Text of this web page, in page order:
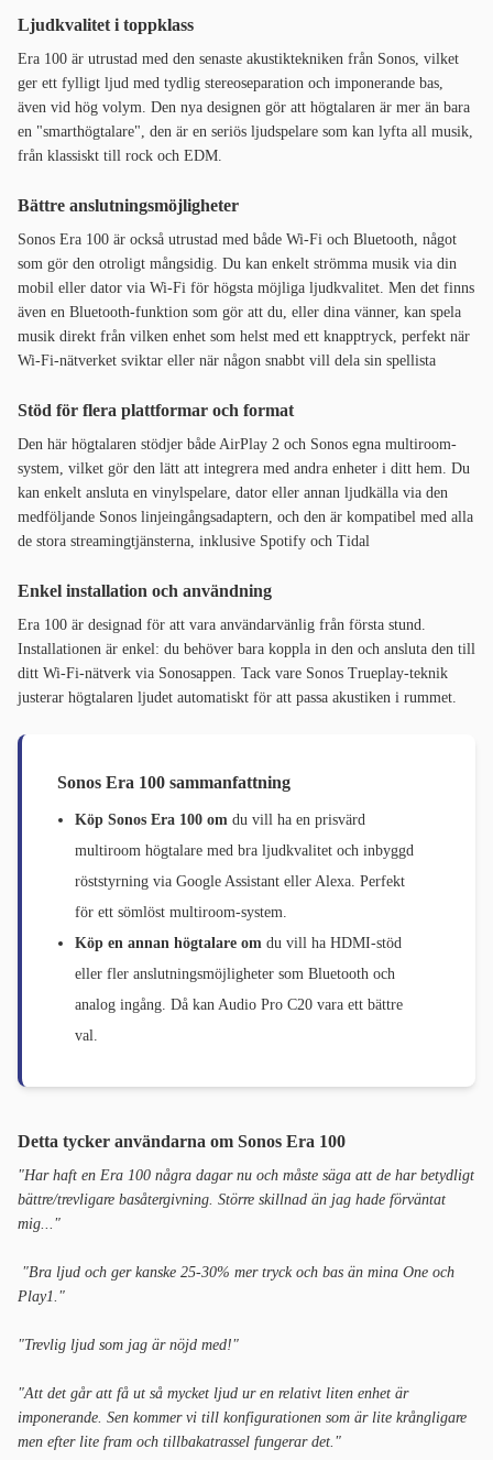
Ljudkvalitet i toppklass
Era 100 är utrustad med den senaste akustiktekniken från Sonos, vilket
ger ett fylligt ljud med tydlig stereoseparation och imponerande bas,
även vid hög volym. Den nya designen gör att högtalaren är mer än bara
en "smarthögtalare", den är en seriös ljudspelare som kan lyfta all musik,
från klassiskt till rock och EDM.
Bättre anslutningsmöjligheter
Sonos Era 100 är också utrustad med både Wi-Fi och Bluetooth, något
som gör den otroligt mångsidig. Du kan enkelt strömma musik via din
mobil eller dator via Wi-Fi för högsta möjliga ljudkvalitet. Men det finns
även en Bluetooth-funktion som gör att du, eller dina vänner, kan spela
musik direkt från vilken enhet som helst med ett knapptryck, perfekt när
Wi-Fi-nätverket sviktar eller när någon snabbt vill dela sin spellista
Stöd för flera plattformar och format
Den här högtalaren stödjer både AirPlay 2 och Sonos egna multiroom-
system, vilket gör den lätt att integrera med andra enheter i ditt hem. Du
kan enkelt ansluta en vinylspelare, dator eller annan ljudkälla via den
medföljande Sonos linjeingångsadaptern, och den är kompatibel med alla
de stora streamingtjänsterna, inklusive Spotify och Tidal
Enkel installation och användning
Era 100 är designad för att vara användarvänlig från första stund.
Installationen är enkel: du behöver bara koppla in den och ansluta den till
ditt Wi-Fi-nätverk via Sonosappen. Tack vare Sonos Trueplay-teknik
justerar högtalaren ljudet automatiskt för att passa akustiken i rummet.
Sonos Era 100 sammanfattning
Köp Sonos Era 100 om du vill ha en prisvärd
multiroom högtalare med bra ljudkvalitet och inbyggd
röststyrning via Google Assistant eller Alexa. Perfekt
för ett sömlöst multiroom-system.
Köp en annan högtalare om du vill ha HDMI-stöd
eller fler anslutningsmöjligheter som Bluetooth och
analog ingång. Då kan Audio Pro C20 vara ett bättre
val.
Detta tycker användarna om Sonos Era 100
"Har haft en Era 100 några dagar nu och måste säga att de har betydligt
bättre/trevligare basåtergivning. Större skillnad än jag hade förväntat
mig..."
"Bra ljud och ger kanske 25-30% mer tryck och bas än mina One och
Play1."
"Trevlig ljud som jag är nöjd med!"
"Att det går att få ut så mycket ljud ur en relativt liten enhet är
imponerande. Sen kommer vi till konfigurationen som är lite krångligare
men efter lite fram och tillbakatrassel fungerar det."